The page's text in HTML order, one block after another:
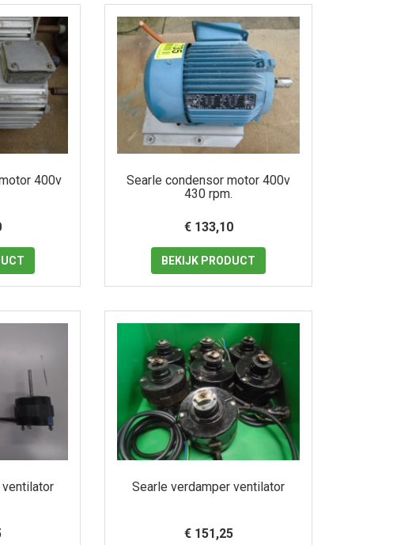
400v
Searle condensor motor 400v
430 rpm.
€ 133,10
BEKIJK PRODUCT
Searle verdamper ventilator
€ 151,25